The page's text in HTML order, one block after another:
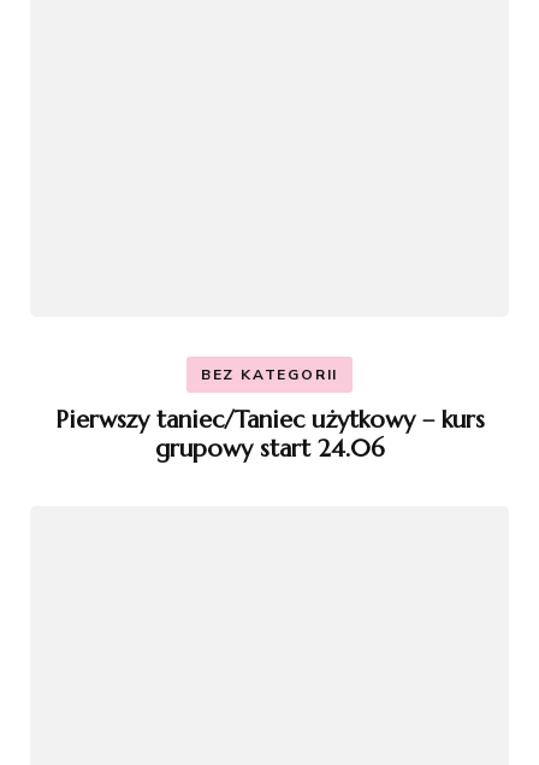
BEZ KATEGORII
Pierwszy taniec/Taniec użytkowy – kurs
grupowy start 24.06